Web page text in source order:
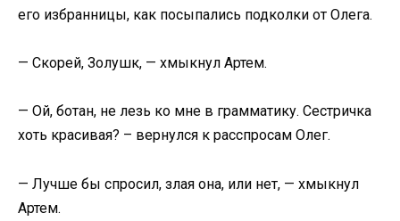
его избранницы, как посыпались подколки от Олега.
— Скорей, Золушк, — хмыкнул Артем.
— Ой, ботан, не лезь ко мне в грамматику. Сестричка
хоть красивая? – вернулся к расспросам Олег.
— Лучше бы спросил, злая она, или нет, — хмыкнул
Артем.